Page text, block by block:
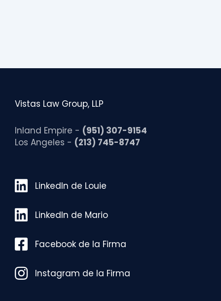
Vistas Law Group, LLP
Inland Empire - (951) 307-9154
Los Angeles - (213) 745-8747
LinkedIn de Louie
LinkedIn de Louie
LinkedIn de Mario
LinkedIn de Mario
Facebook de la Firma
Facebook de la Firma
Instagram de la Firma
Instagram de la Firma